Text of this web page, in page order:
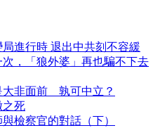
進行時 退出中共刻不容緩
，「狼外婆」再也騙不下去
大非面前 孰可中立？
之死
檢察官的對話（下）